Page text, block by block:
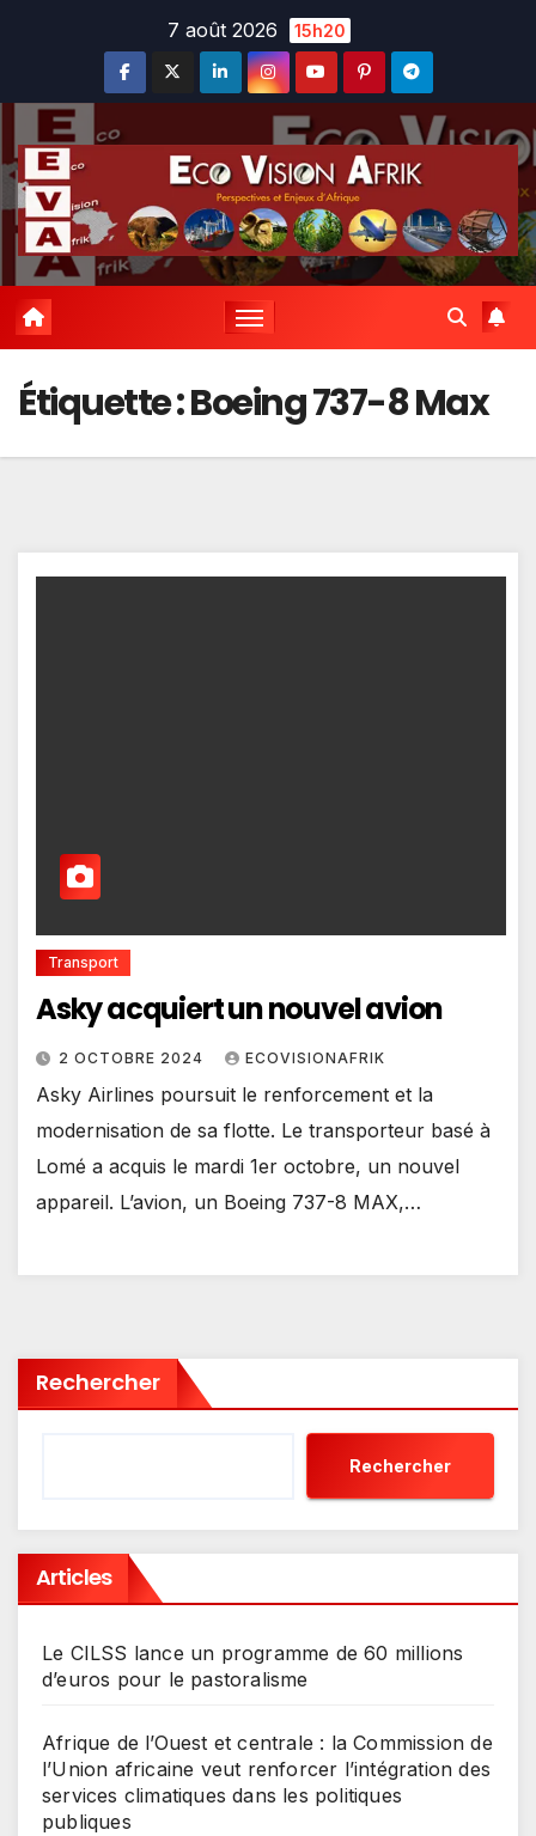
7 août 2026 15h20
Étiquette :Boeing 737-8 Max
Transport
Asky acquiert un nouvel avion
2 OCTOBRE 2024 ECOVISIONAFRIK
Asky Airlines poursuit le renforcement et la
modernisation de sa flotte. Le transporteur basé à
Lomé a acquis le mardi 1er octobre, un nouvel
appareil. L’avion, un Boeing 737-8 MAX,…
Rechercher
Rechercher
Articles
Le CILSS lance un programme de 60 millions
d’euros pour le pastoralisme
Afrique de l’Ouest et centrale : la Commission de
l’Union africaine veut renforcer l’intégration des
services climatiques dans les politiques
publiques